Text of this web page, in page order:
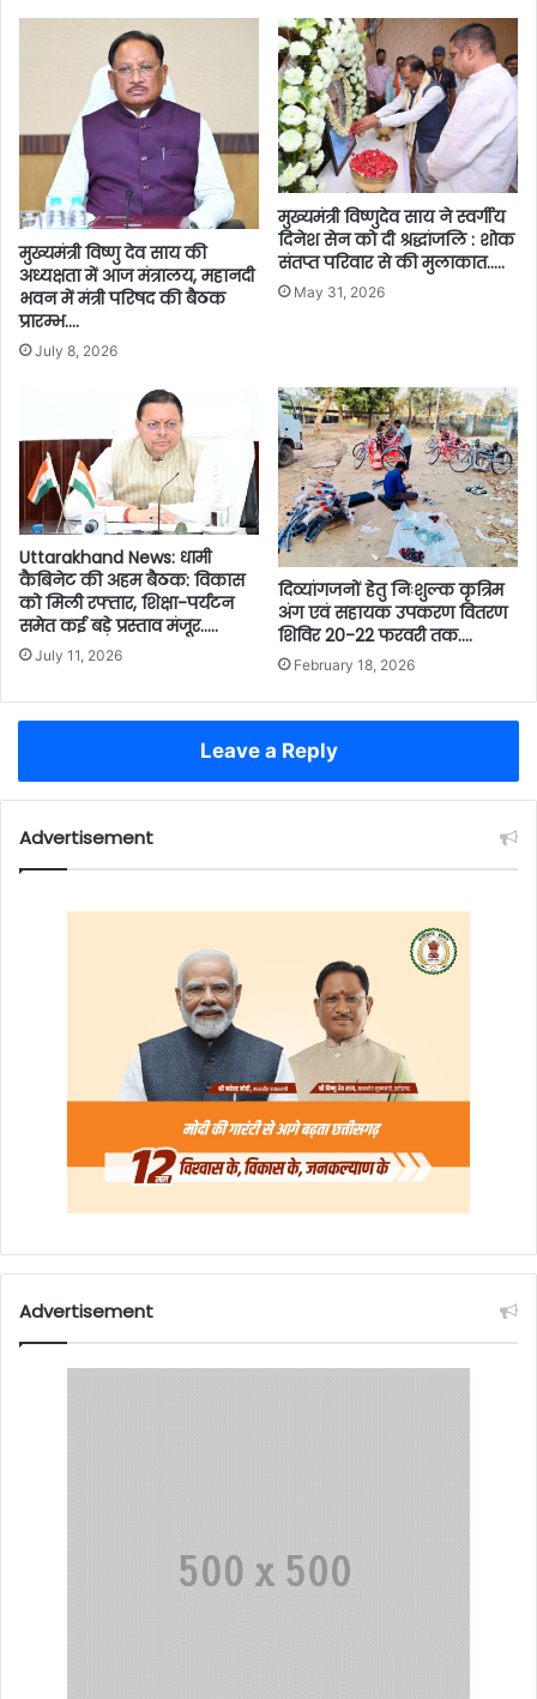
मुख्यमंत्री विष्णु देव साय की
अध्यक्षता में आज मंत्रालय, महानदी
भवन में मंत्री परिषद की बैठक
प्रारम्भ….
July 8, 2026
मुख्यमंत्री विष्णुदेव साय ने स्वर्गीय
दिनेश सेन को दी श्रद्धांजलि : शोक
संतप्त परिवार से की मुलाकात…..
May 31, 2026
Uttarakhand News: धामी
कैबिनेट की अहम बैठक: विकास
को मिली रफ्तार, शिक्षा-पर्यटन
समेत कई बड़े प्रस्ताव मंजूर…..
July 11, 2026
दिव्यांगजनों हेतु निःशुल्क कृत्रिम
अंग एवं सहायक उपकरण वितरण
शिविर 20-22 फरवरी तक….
February 18, 2026
Leave a Reply
Advertisement
Advertisement